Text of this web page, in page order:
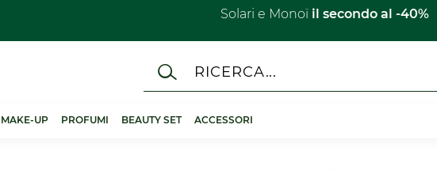
Solari e Monoï il secondo al -40%​
MAKE-UP PROFUMI BEAUTY SET ACCESSORI